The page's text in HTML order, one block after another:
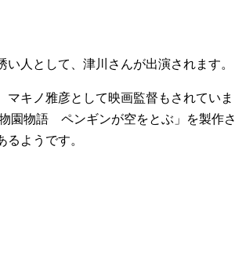
人として、津川さんが出演されます。
キノ雅彦として映画監督もされていま
園物語 ペンギンが空をとぶ」を製作さ
ようです。